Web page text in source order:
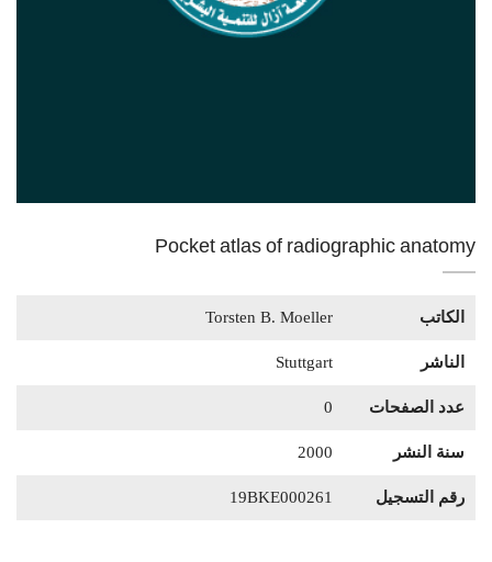
Pocket atlas of radiographic anatomy
الكاتب Torsten B. Moeller
الناشر Stuttgart
عدد الصفحات 0
سنة النشر 2000
رقم التسجيل 19BKE000261